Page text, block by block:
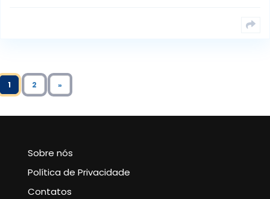
1 2 »
Sobre nós
Política de Privacidade
Contatos